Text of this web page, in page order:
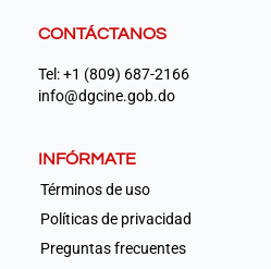
CONTÁCTANOS
Tel: +1 (809) 687-2166
info@dgcine.gob.do
INFÓRMATE
Términos de uso
Políticas de privacidad
Preguntas frecuentes